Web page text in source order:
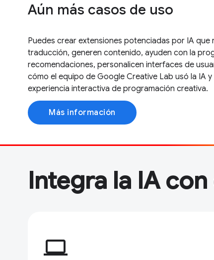
Aún más casos de uso
Puedes crear extensiones potenciadas por IA que
traducción, generen contenido, ayuden con la
recomendaciones, personalicen interfaces de
cómo el equipo de Google Creative Lab usó la IA
experiencia interactiva de programación creativa.
Más información
Integra la IA
computer